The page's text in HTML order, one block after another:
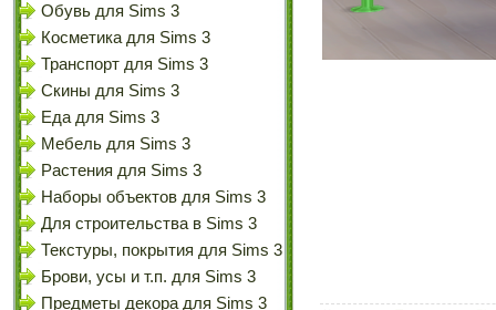
Обувь для Sims 3
Косметика для Sims 3
Транспорт для Sims 3
Скины для Sims 3
Еда для Sims 3
Мебель для Sims 3
Растения для Sims 3
Наборы объектов для Sims 3
Для строительства в Sims 3
Текстуры, покрытия для Sims 3
Брови, усы и т.п. для Sims 3
Предметы декора для Sims 3